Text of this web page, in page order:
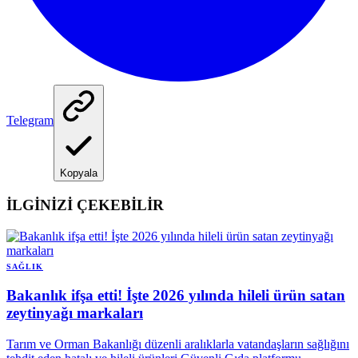
Telegram
Kopyala
İLGİNİZİ ÇEKEBİLİR
SAĞLIK
Bakanlık ifşa etti! İşte 2026 yılında hileli ürün satan
zeytinyağı markaları
Tarım ve Orman Bakanlığı düzenli aralıklarla vatandaşların sağlığını